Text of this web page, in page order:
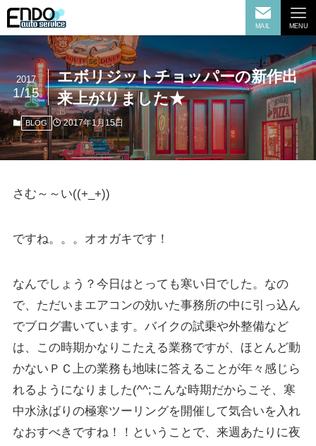
MAIL MENU
エボリジットチョッパーの新作出
来上がりました★
2017
1/15
BLOG 2017年1月15日
さむ～～い((+_+))
ですね。。。オオガキです！
なんでしょう？今日はとっても寒い日でした。なの
で、ただいまエアコンの効いた事務所の中に引っ込ん
でブログ書いています。バイクの試乗や外整備など
は、この時期かなりこたえる業務ですが、ほとんど動
かないＰＣ上の業務も地味に答えることが年々感じら
れるようになりました(^^;こんな時期だからこそ、寒
中水泳ばりの極寒ツーリングを開催して気合いを入れ
なおすべきですね！！ということで、来週あたりに夜